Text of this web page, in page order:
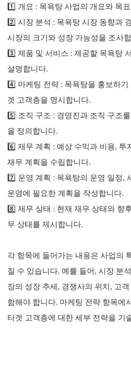
1️⃣ 개요 : 목욕탕 사업의 개요와 목
2️⃣ 시장 분석 : 목욕탕 시장 동향과
시장의 크기와 성장 가능성을 조사
3️⃣ 제품 및 서비스 : 제공할 목욕탕
설명합니다.
4️⃣ 마케팅 전략 : 목욕탕을 홍보하
겟 고객층을 명시합니다.
5️⃣ 조직 구조 : 경영진과 조직 구조
을 정의합니다.
6️⃣ 재무 계획 : 예상 수익과 비용, 투
재무 계획을 수립합니다.
7️⃣ 운영 계획 : 목욕탕의 운영 일정,
운영에 필요한 계획을 작성합니다.
8️⃣ 재무 상태 : 현재 재무 상태와 향
무 상태를 제시합니다.
각 항목에 들어가는 내용은 사업의
질 수 있습니다. 예를 들어, 시장 분
장의 성장 추세, 경쟁사의 위치, 고
함해야 합니다. 마케팅 전략 항목에
타겟 고객층에 대한 세부 전략을 기